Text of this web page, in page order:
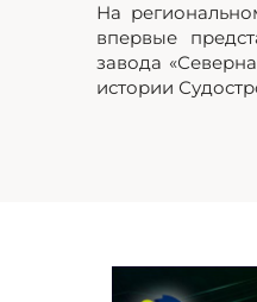
На
впервые
завода
истории